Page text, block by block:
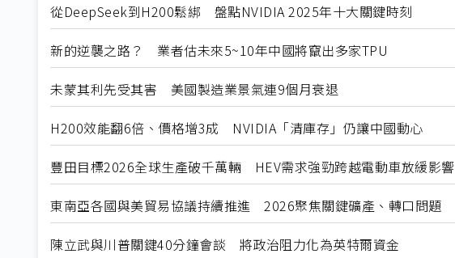
從DeepSeek到H200鬆綁 盤點NVIDIA 2025年十大關鍵時刻
新的逆襲之路？ 業者估未來5~10年中國將竄出多家TPU
未蒙其利先受其害 美國製造業景氣連9個月衰退
H200效能翻6倍、價格增3成 NVIDIA「清庫存」仍讓中國動心
豐田目標2026全球生產破千萬輛 HEV需求強勁跨越電動車放緩影響
東南亞各國與美貿易協議持續推進 2026聚焦關鍵礦產、轉口問題
陳立武與川普關鍵40分鐘會談 將政治阻力化為英特爾資金